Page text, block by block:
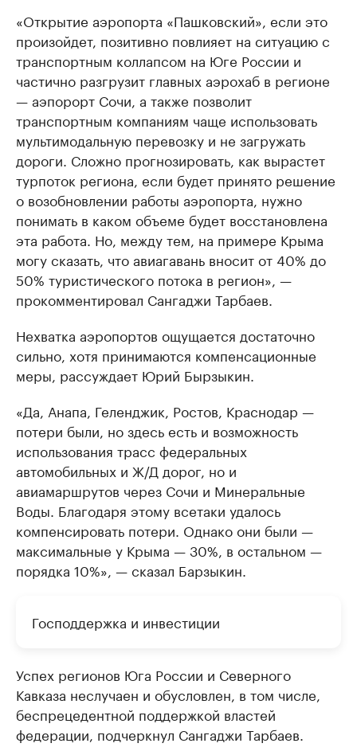
«Открытие аэропорта «Пашковский», если это
произойдет, позитивно повлияет на ситуацию с
транспортным коллапсом на Юге России и
частично разгрузит главных аэрохаб в регионе
— аэпорорт Сочи, а также позволит
транспортным компаниям чаще использовать
мультимодальную перевозку и не загружать
дороги. Сложно прогнозировать, как вырастет
турпоток региона, если будет принято решение
о возобновлении работы аэропорта, нужно
понимать в каком объеме будет восстановлена
эта работа. Но, между тем, на примере Крыма
могу сказать, что авиагавань вносит от 40% до
50% туристического потока в регион», —
прокомментировал Сангаджи Тарбаев.
Нехватка аэропортов ощущается достаточно
сильно, хотя принимаются компенсационные
меры, рассуждает Юрий Бырзыкин.
«Да, Анапа, Геленджик, Ростов, Краснодар —
потери были, но здесь есть и возможность
использования трасс федеральных
автомобильных и Ж/Д дорог, но и
авиамаршрутов через Сочи и Минеральные
Воды. Благодаря этому всетаки удалось
компенсировать потери. Однако они были —
максимальные у Крыма — 30%, в остальном —
порядка 10%», — сказал Барзыкин.
Господдержка и инвестиции
Успех регионов Юга России и Северного
Кавказа неслучаен и обусловлен, в том числе,
беспрецедентной поддержкой властей
федерации, подчеркнул Сангаджи Тарбаев.